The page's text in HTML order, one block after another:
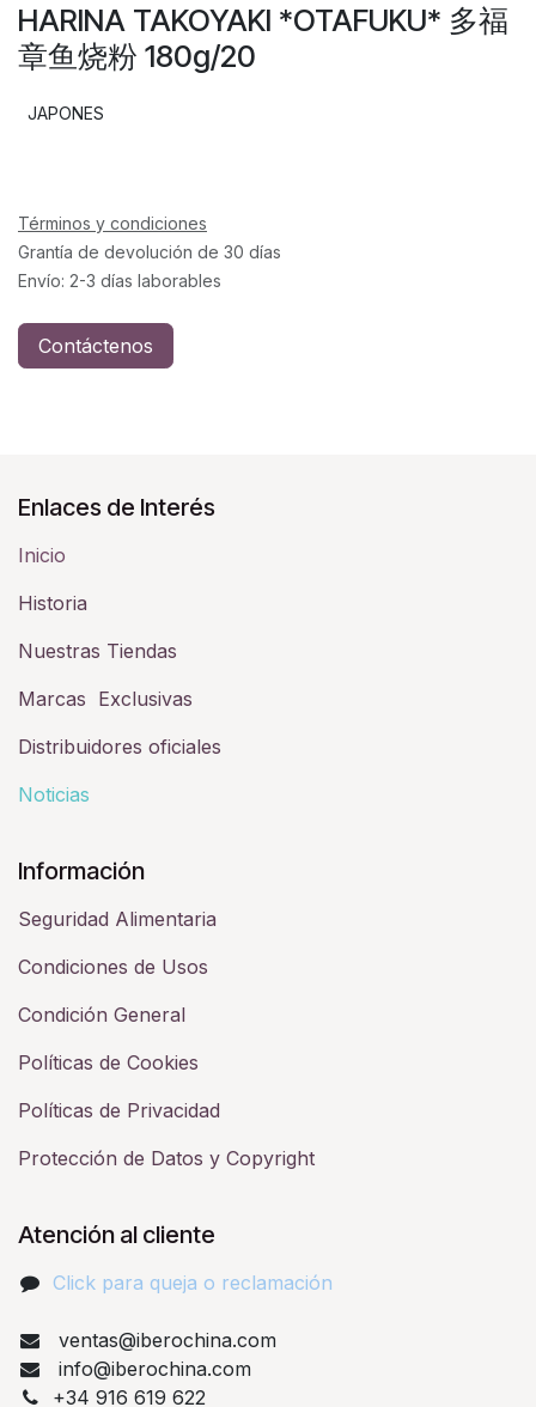
HARINA TAKOYAKI *OTAFUKU* 多福
章鱼烧粉 180g/20
JAPONES
Términos y condiciones
Grantía de devolución de 30 días
Envío: 2-3 días laborables
Contáctenos
Enlaces de Interés
Inicio
Historia​
Nuestras Tiendas
Marcas Exclusivas
Distribuidores oficiales
Noticias
Información
Seguridad Alimentaria
Condiciones de Usos
Condición General
Políticas de Cookies
Políticas de Privacidad
Protección de Datos y Copyright
Atención al cliente
Click para queja o reclamación​
ventas@iberochina.com
info@iberochina.com
+34 916 619 622